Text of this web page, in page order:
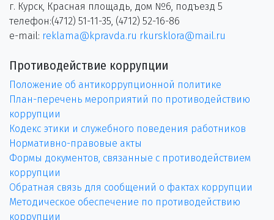
г. Курск, Красная площадь, дом №6, подъезд 5
телефон:(4712) 51-11-35, (4712) 52-16-86
e-mail: reklama@kpravda.ru rkursklora@mail.ru
Противодействие коррупции
Положение об антикоррупционной политике
План-перечень мероприятий по противодействию
коррупции
Кодекс этики и служебного поведения работников
Нормативно-правовые акты
Формы документов, связанные с противодействием
коррупции
Обратная связь для сообщений о фактах коррупции
Методическое обеспечение по противодействию
коррупции